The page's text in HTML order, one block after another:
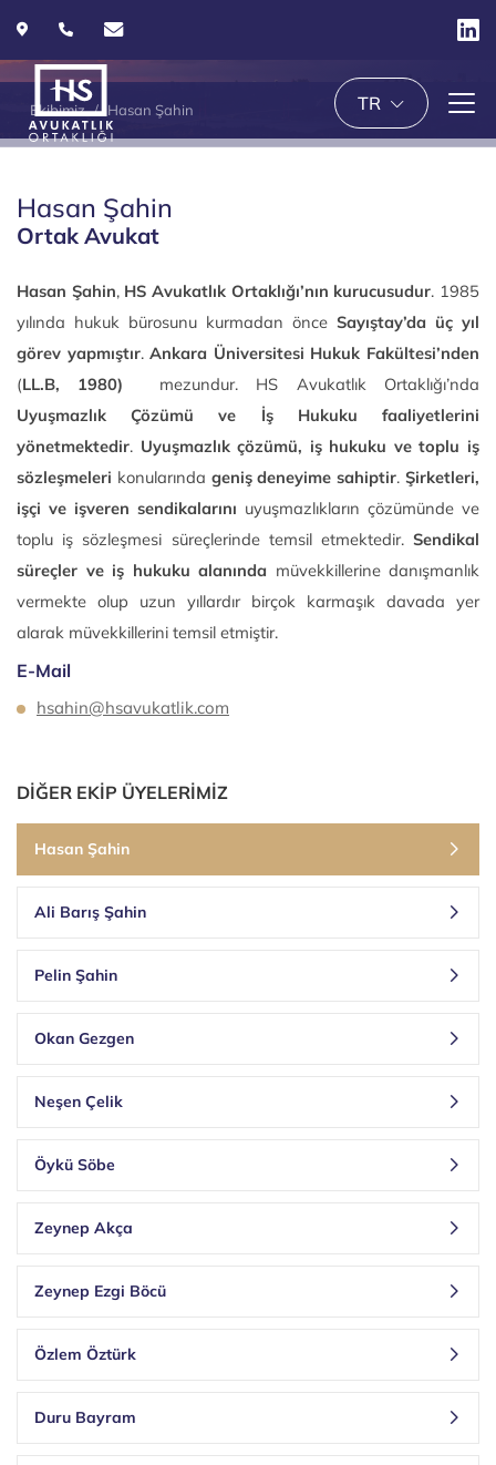
TR
Ekibimiz Hasan Şahin
DİĞER EKİP ÜYELERİMİZ
Hasan Şahin
Ali Barış Şahin
Pelin Şahin
Okan Gezgen
Neşen Çelik
Öykü Söbe
Zeynep Akça
Zeynep Ezgi Böcü
Özlem Öztürk
Duru Bayram
Hasan Şahin
Ortak Avukat
Hasan Şahin, HS Avukatlık Ortaklığı’nın kurucusudur. 1985
yılında hukuk bürosunu kurmadan önce Sayıştay’da üç yıl
görev yapmıştır.Ankara Üniversitesi Hukuk Fakültesi’nden
(LL.B, 1980) mezundur. HS Avukatlık Ortaklığı’nda
Uyuşmazlık Çözümü ve İş Hukuku faaliyetlerini
yönetmektedir. Uyuşmazlık çözümü, iş hukuku ve toplu iş
sözleşmeleri konularında geniş deneyime sahiptir.Şirketleri,
işçi ve işveren sendikalarını uyuşmazlıkların çözümünde ve
toplu iş sözleşmesi süreçlerinde temsil etmektedir. Sendikal
süreçler ve iş hukuku alanında müvekkillerine danışmanlık
vermekte olup uzun yıllardır birçok karmaşık davada yer
alarak müvekkillerini temsil etmiştir.
E-Mail
hsahin@hsavukatlik.com